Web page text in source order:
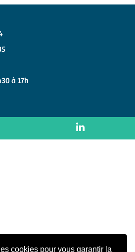
cookies pour vous garantir la
à 17h